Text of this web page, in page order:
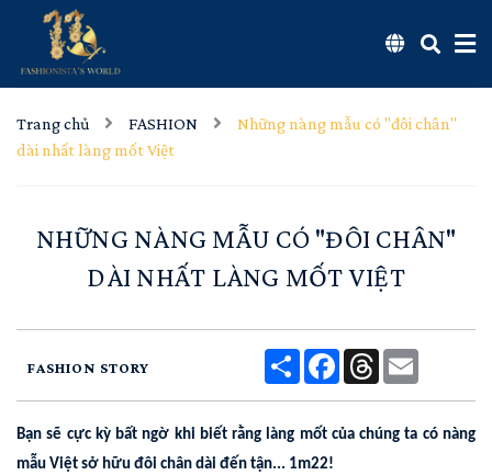
Trang chủ FASHION
Những nàng mẫu có "đôi chân"
dài nhất làng mốt Việt
NHỮNG NÀNG MẪU CÓ "ĐÔI CHÂN"
DÀI NHẤT LÀNG MỐT VIỆT
FASHION STORY
Share Facebook
Threads
Bạn sẽ cực kỳ bất ngờ khi biết rằng làng mốt của chúng ta có nàng
mẫu Việt sở hữu đôi chân dài đến tận... 1m22!